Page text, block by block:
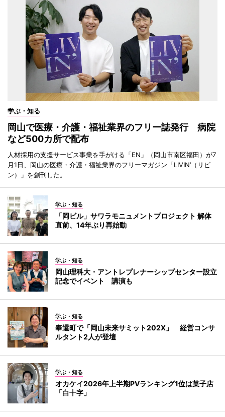
学ぶ・知る
岡山で医療・介護・福祉業界のフリー誌発行 病院
など500カ所で配布
人材採用の支援サービス事業を手がける「EN」（岡山市南区福田）が7
月1日、岡山の医療・介護・福祉業界のフリーマガジン「LIVIN’（リビ
ン）」を創刊した。
学ぶ・知る
「岡ビル」サワラモニュメントプロジェクト 解体
直前、14年ぶり再始動
学ぶ・知る
岡山理科大・アントレプレナーシップセンター設立
記念でイベント 講演も
学ぶ・知る
奉還町で「岡山未来サミット202X」 経営コンサ
ルタント2人が登壇
学ぶ・知る
オカケイ2026年上半期PVランキング1位は菓子店
「白十字」